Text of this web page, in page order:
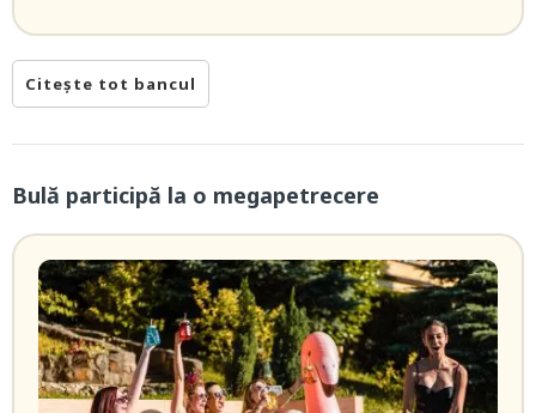
Citește tot bancul
Bulă participă la o megapetrecere